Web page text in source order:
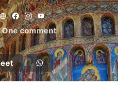
One comment